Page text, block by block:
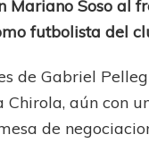
Mariano Soso al
futbolista del
de Gabriel
aún con
de